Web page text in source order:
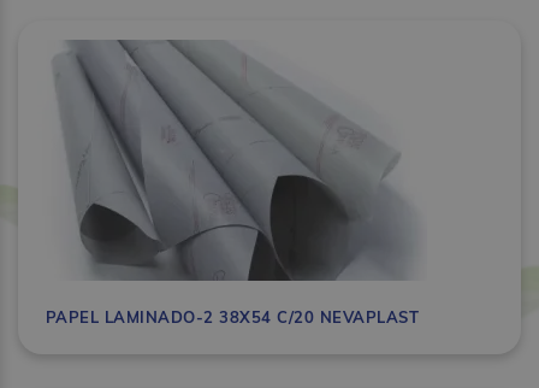
PAPEL LAMINADO-2 38X54 C/20 NEVAPLAST